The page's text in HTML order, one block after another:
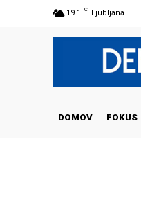
19.1 C Ljubljana
DOMOV FOKUS